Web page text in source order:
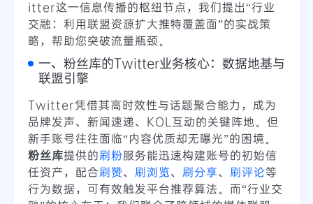
itter这一信息传播的枢纽节点，我们提出“行业
交融：利用联盟资源扩大推特覆盖面”的实战策
略，帮助您突破流量瓶颈。
一、粉丝库的Twitter业务核心：数据地基与
联盟引擎
Twitter凭借其高时效性与话题聚合能力，成为
品牌发声、新闻速递、KOL互动的关键阵地。但
新手账号往往面临“内容优质却无曝光”的困境。
粉丝库提供的刷粉服务能迅速构建账号的初始信
任资产，配合刷赞、 刷浏览、 刷分享、 刷评论等
行为数据，可有效触发平台推荐算法。而“行业交